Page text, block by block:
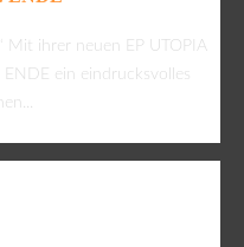
Mit ihrer neuen EP UTOPIA
ein eindrucksvolles